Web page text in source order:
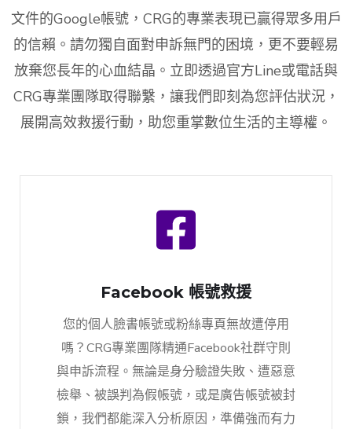
文件的Google帳號，CRG的專業表現已贏得眾多用戶
的信賴。請勿獨自面對申訴無門的困境，更不要輕易
放棄您長年的心血結晶。立即透過官方Line或電話與
CRG專業團隊取得聯繫，讓我們即刻為您評估狀況，
展開高效救援行動，助您重掌數位生活的主導權。
Facebook 帳號救援
您的個人臉書帳號或粉絲專頁無故遭停用
嗎？CRG專業團隊精通Facebook社群守則
與申訴流程。無論是身分驗證失敗、遭惡意
檢舉、被誤判為假帳號，或是廣告帳號被封
鎖，我們都能深入分析原因，準備強而有力